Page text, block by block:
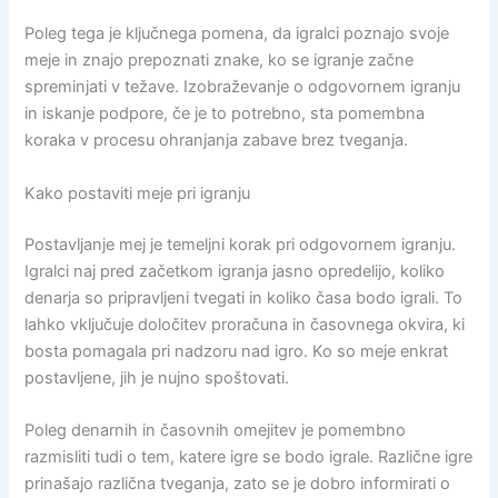
Poleg tega je ključnega pomena, da igralci poznajo svoje
meje in znajo prepoznati znake, ko se igranje začne
spreminjati v težave. Izobraževanje o odgovornem igranju
in iskanje podpore, če je to potrebno, sta pomembna
koraka v procesu ohranjanja zabave brez tveganja.
Kako postaviti meje pri igranju
Postavljanje mej je temeljni korak pri odgovornem igranju.
Igralci naj pred začetkom igranja jasno opredelijo, koliko
denarja so pripravljeni tvegati in koliko časa bodo igrali. To
lahko vključuje določitev proračuna in časovnega okvira, ki
bosta pomagala pri nadzoru nad igro. Ko so meje enkrat
postavljene, jih je nujno spoštovati.
Poleg denarnih in časovnih omejitev je pomembno
razmisliti tudi o tem, katere igre se bodo igrale. Različne igre
prinašajo različna tveganja, zato se je dobro informirati o